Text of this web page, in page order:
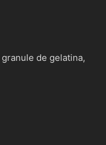
de gelatina,